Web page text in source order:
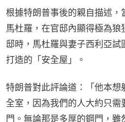
根據特朗普事後的親自描述，
馬杜羅，在官邸內顯得極為狼
邸時，馬杜羅與妻子西利亞
打造的「安全屋」。
特朗普對此評論道：「他本想
全室，因為我們的人大約只需
門。無論那是多厚的鋼門，